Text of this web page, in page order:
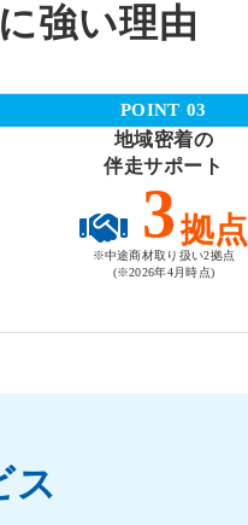
強い理由
POINT 03
地域密着の
伴走サポート
3拠点
※中途商材取り扱い2拠点
(※2026年4月時点)
ス